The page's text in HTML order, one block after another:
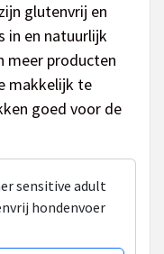
glutenvrij en
in en natuurlijk
meer producten
makkelijk te
goed voor de
sensitive adult
hondenvoer